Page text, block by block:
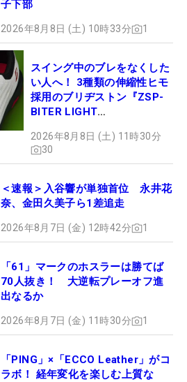
子下部
2026年8月8日 (土) 10時33分 1
スイング中のブレをなくした
い人へ！ 3種類の伸縮性ヒモ
採用のブリヂストン『ZSP-
BITER LIGHT
ュー
2026年8月8日 (土) 11時30分
30
＜速報＞入谷響が単独首位 永井花
奈、金田久美子ら1差追走
2026年8月7日 (金) 12時42分 1
「61」マークのホスラーは勝てば
70人抜き！ 大逆転プレーオフ進
出なるか
2026年8月7日 (金) 11時30分 1
「PING」×「ECCO Leather」がコ
ラボ！ 経年変化を楽しむ上質な